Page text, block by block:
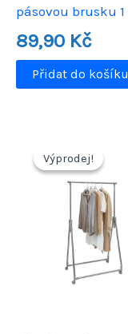
pásovou brusku 1
89,90 Kč
Přidat do košíku
Výprodej!
Výprodej!